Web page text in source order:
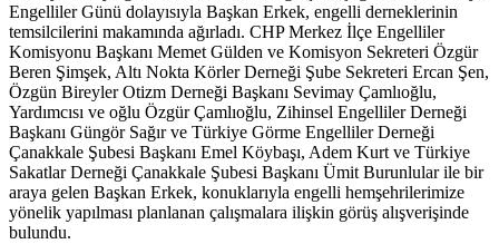
Engelliler Günü dolayısıyla Başkan Erkek, engelli derneklerinin
temsilcilerini makamında ağırladı. CHP Merkez İlçe Engelliler
Komisyonu Başkanı Memet Gülden ve Komisyon Sekreteri Özgür
Beren Şimşek, Altı Nokta Körler Derneği Şube Sekreteri Ercan Şen,
Özgün Bireyler Otizm Derneği Başkanı Sevimay Çamlıoğlu,
Yardımcısı ve oğlu Özgür Çamlıoğlu, Zihinsel Engelliler Derneği
Başkanı Güngör Sağır ve Türkiye Görme Engelliler Derneği
Çanakkale Şubesi Başkanı Emel Köybaşı, Adem Kurt ve Türkiye
Sakatlar Derneği Çanakkale Şubesi Başkanı Ümit Burunlular ile bir
araya gelen Başkan Erkek, konuklarıyla engelli hemşehrilerimize
yönelik yapılması planlanan çalışmalara ilişkin görüş alışverişinde
bulundu.